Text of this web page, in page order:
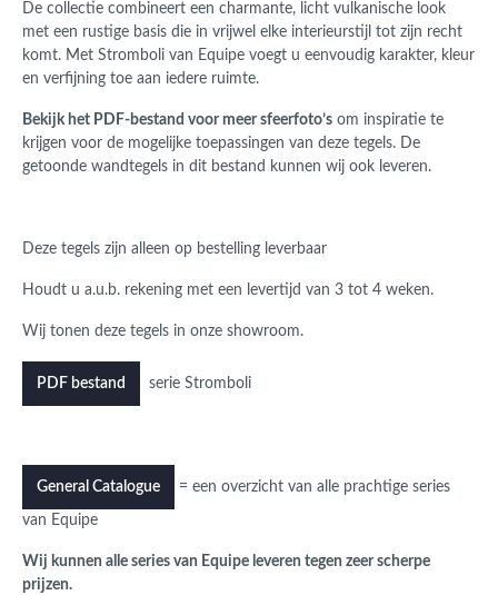
De collectie combineert een charmante, licht vulkanische look
met een rustige basis die in vrijwel elke interieurstijl tot zijn recht
komt. Met Stromboli van Equipe voegt u eenvoudig karakter, kleur
en verfijning toe aan iedere ruimte.
Bekijk het PDF-bestand voor meer sfeerfoto’s om inspiratie te
krijgen voor de mogelijke toepassingen van deze tegels. De
getoonde wandtegels in dit bestand kunnen wij ook leveren.
Deze tegels zijn alleen op bestelling leverbaar
Houdt u a.u.b. rekening met een levertijd van 3 tot 4 weken.
Wij tonen deze tegels in onze showroom.
PDF bestand serie Stromboli
General Catalogue = een overzicht van alle prachtige series
van Equipe
Wij kunnen alle series van Equipe leveren tegen zeer scherpe
prijzen.